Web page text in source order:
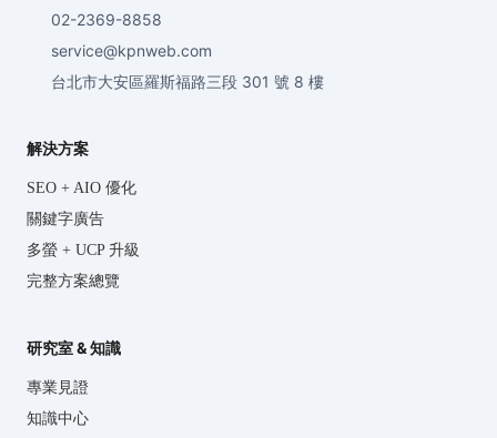
02-2369-8858
service@kpnweb.com
台北市大安區羅斯福路三段 301 號 8 樓
解決方案
SEO + AIO 優化
關鍵字廣告
多螢 + UCP 升級
完整方案總覽
研究室 & 知識
專業見證
知識中心